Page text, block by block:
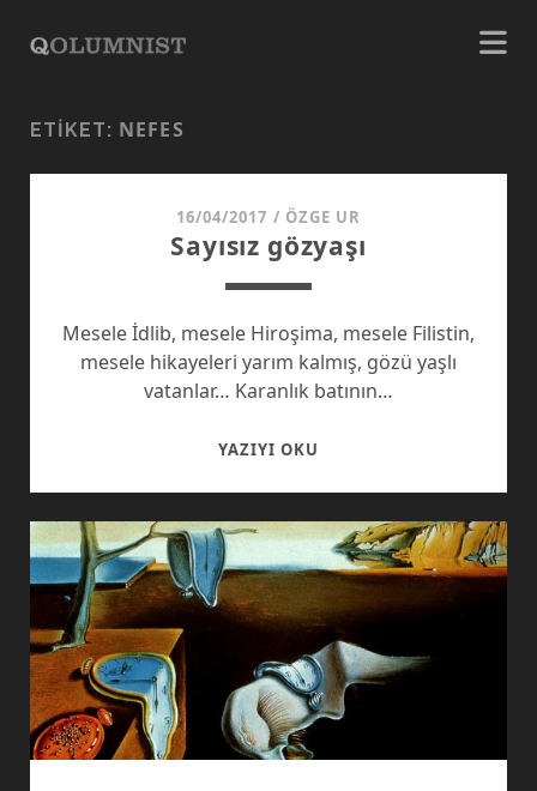
ETIKET: NEFES
16/04/2017 / ÖZGE UR
Sayısız gözyaşı
Mesele İdlib, mesele Hiroşima, mesele Filistin,
mesele hikayeleri yarım kalmış, gözü yaşlı
vatanlar… Karanlık batının…
YAZIYI OKU